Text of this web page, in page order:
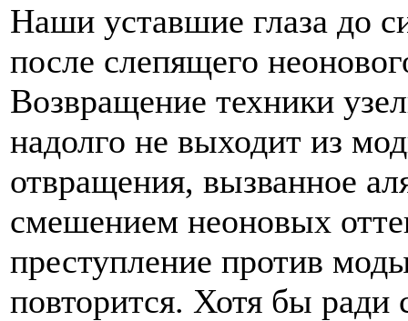
Наши уставшие глаза до
после слепящего
Возвращение техники
надолго не выходит из
отвращения, вызванное
смешением неоновых
преступление против
повторится. Хотя бы ради